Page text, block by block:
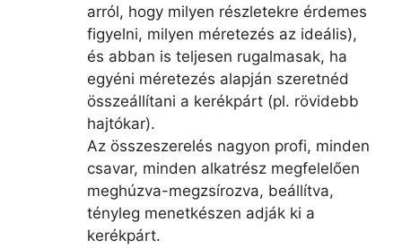
arról, hogy milyen részletekre érdemes
figyelni, milyen méretezés az ideális),
és abban is teljesen rugalmasak, ha
egyéni méretezés alapján szeretnéd
összeállítani a kerékpárt (pl. rövidebb
hajtókar).
Az összeszerelés nagyon profi, minden
csavar, minden alkatrész megfelelően
meghúzva-megzsírozva, beállítva,
tényleg menetkészen adják ki a
kerékpárt.